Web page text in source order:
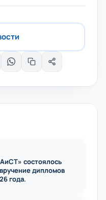
состоялось
дипломов
года.